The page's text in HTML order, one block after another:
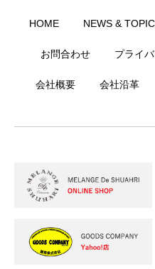
HOME NEWS &
お問合わせ プライ
会社概要 会社沿革